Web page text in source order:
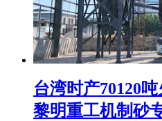
台湾时产70120
黎明重工机制砂